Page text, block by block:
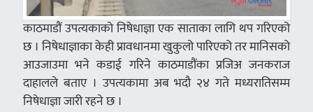
काठमाडौं उपत्यकाको निषेधाज्ञा एक साताका लागि थप गरिएको
छ । निषेधाज्ञाका केही प्रावधानमा खुकुलो पारिएको तर मानिसको
आउजाउमा भने कडाई गरिने काठमाडौंका प्रजिअ जनकराज
दाहालले बताए । उपत्यकामा अब भदौ २४ गते मध्यरातिसम्म
निषेधाज्ञा जारी रहने छ ।